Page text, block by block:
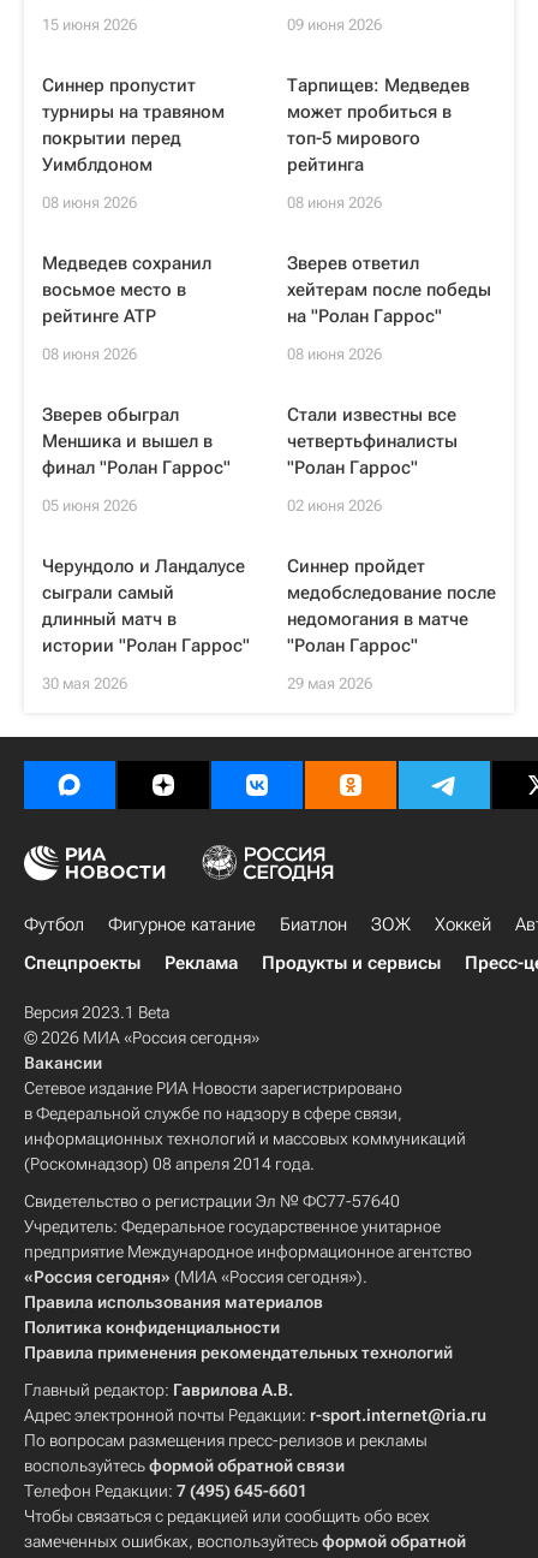
15 июня 2026 09 июня 2026
Синнер пропустит
турниры на травяном
покрытии перед
Уимблдоном
08 июня 2026
Тарпищев: Медведев
может пробиться в
топ-5 мирового
рейтинга
08 июня 2026
Медведев сохранил
восьмое место в
рейтинге ATP
08 июня 2026
Зверев ответил
хейтерам после победы
на "Ролан Гаррос"
08 июня 2026
Зверев обыграл
Меншика и вышел в
финал "Ролан Гаррос"
05 июня 2026
Стали известны все
четвертьфиналисты
"Ролан Гаррос"
02 июня 2026
Черундоло и Ландалусе
сыграли самый
длинный матч в
истории "Ролан Гаррос"
30 мая 2026
Синнер пройдет
медобследование после
недомогания в матче
"Ролан Гаррос"
29 мая 2026
Футбол Фигурное катание Биатлон ЗОЖ Хоккей
Спецпроекты
Реклама Продукты и сервисы Пресс-
Версия 2023.1 Beta
© 2026 МИА «Россия сегодня»
Вакансии
Сетевое издание РИА Новости зарегистрировано
в Федеральной службе по надзору в сфере связи,
информационных технологий и массовых коммуникаций
(Роскомнадзор) 08 апреля 2014 года.
Свидетельство о регистрации Эл № ФС77-57640
Учредитель: Федеральное государственное унитарное
предприятие Международное информационное агентство
«Россия сегодня» (МИА «Россия сегодня»).
Правила использования материалов
Политика конфиденциальности
Правила применения рекомендательных технологий
Главный редактор: Гаврилова А.В.
Адрес электронной почты Редакции: r-sport.internet@ria.ru
По вопросам размещения пресс-релизов и рекламы
воспользуйтесьформой обратной связи
Телефон Редакции: 7 (495) 645-6601
Чтобы связаться с редакцией или сообщить обо всех
замеченных ошибках, воспользуйтесьформой обратной